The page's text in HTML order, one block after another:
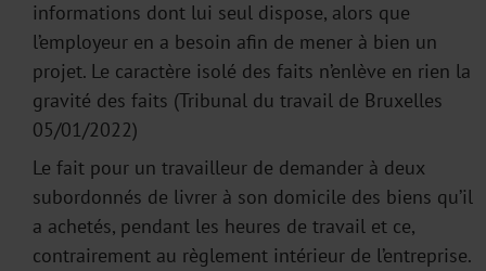
informations dont lui seul dispose, alors que
l’employeur en a besoin afin de mener à bien un
projet. Le caractère isolé des faits n’enlève en rien la
gravité des faits (Tribunal du travail de Bruxelles
05/01/2022)
Le fait pour un travailleur de demander à deux
subordonnés de livrer à son domicile des biens qu’il
a achetés, pendant les heures de travail et ce,
contrairement au règlement intérieur de l’entreprise.